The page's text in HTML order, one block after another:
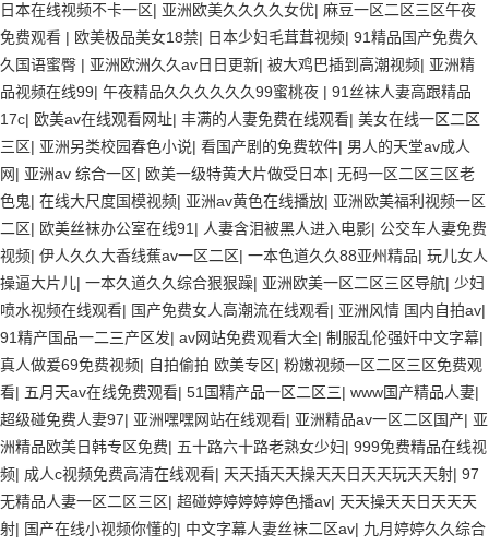
日本在线视频不卡一区| 亚洲欧美久久久久女优| 麻豆一区二区三区午夜
免费观看 | 欧美极品美女18禁| 日本少妇毛茸茸视频| 91精品国产免费久
久国语蜜臀 | 亚洲欧洲久久av日日更新| 被大鸡巴插到高潮视频| 亚洲精
品视频在线99| 午夜精品久久久久久久99蜜桃夜 | 91丝袜人妻高跟精品
17c| 欧美av在线观看网址| 丰满的人妻免费在线观看| 美女在线一区二区
三区| 亚洲另类校园春色小说| 看国产剧的免费软件| 男人的天堂av成人
网| 亚洲av 综合一区| 欧美一级特黄大片做受日本| 无码一区二区三区老
色鬼| 在线大尺度国模视频| 亚洲av黄色在线播放| 亚洲欧美福利视频一区
二区| 欧美丝袜办公室在线91 | 人妻含泪被黑人进入电影| 公交车人妻免费
视频| 伊人久久大香线蕉av一区二区| 一本色道久久88亚州精品| 玩儿女人
操逼大片儿| 一本久道久久综合狠狠躁| 亚洲欧美一区二区三区导航| 少妇
喷水视频在线观看| 国产免费女人高潮流在线观看| 亚洲风情 国内自拍av|
91精产国品一二三产区发| av网站免费观看大全| 制服乱伦强奸中文字幕|
真人做爰69免费视频| 自拍偷拍 欧美专区| 粉嫩视频一区二区三区免费观
看| 五月天av在线免费观看| 51国精产品一区二区三| www国产精品人妻|
超级碰免费人妻97| 亚洲嘿嘿网站在线观看| 亚洲精品av一区二区国产| 亚
洲精品欧美日韩专区免费| 五十路六十路老熟女少妇| 999免费精品在线视
频| 成人c视频免费高清在线观看| 天天插天天操天天日天天玩天天射| 97
无精品人妻一区二区三区| 超碰婷婷婷婷婷色播av| 天天操天天日天天天
射| 国产在线小视频你懂的| 中文字幕人妻丝袜二区av| 九月婷婷久久综合